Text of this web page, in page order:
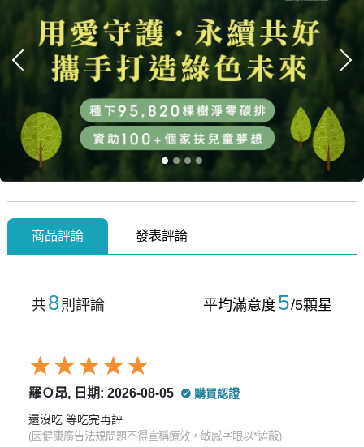
上一張 下
商品評論 發表評論
共8則評論 平均滿意度 5/5顆星
羅Ｏ昂, 日期: 2026-08-05
購買認證
還沒吃 等吃完再評
(因健康廣告法規問題不得宣稱療效，敏感字眼以*遮蔽)